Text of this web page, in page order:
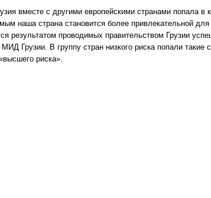
вместе с другими европейскими странами попала в
наша страна становится более привлекательной для
результатом проводимых правительством Грузии
Грузии. В группу стран низкого риска попали такие
риска».